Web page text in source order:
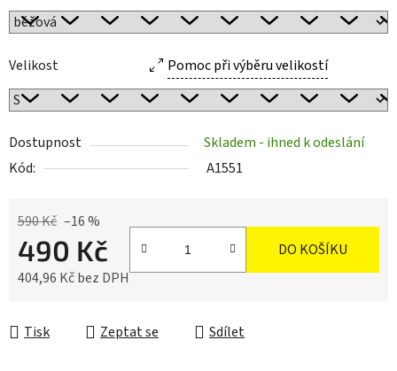
Velikost Pomoc při výběru velikostí
Dostupnost
Skladem - ihned k odeslání
Kód:
A1551
590 Kč –16 %
490 Kč
404,96 Kč bez DPH
DO KOŠÍKU
Tisk Zeptat se Sdílet